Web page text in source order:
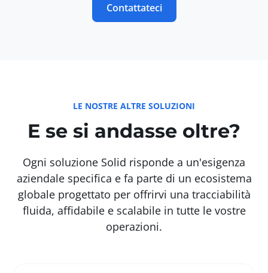
Contattateci
LE NOSTRE ALTRE SOLUZIONI
E se si andasse oltre?
Ogni soluzione Solid risponde a un'esigenza
aziendale specifica e fa parte di un ecosistema
globale progettato per offrirvi una tracciabilità
fluida, affidabile e scalabile in tutte le vostre
operazioni.